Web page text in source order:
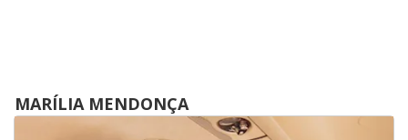
MARÍLIA MENDONÇA